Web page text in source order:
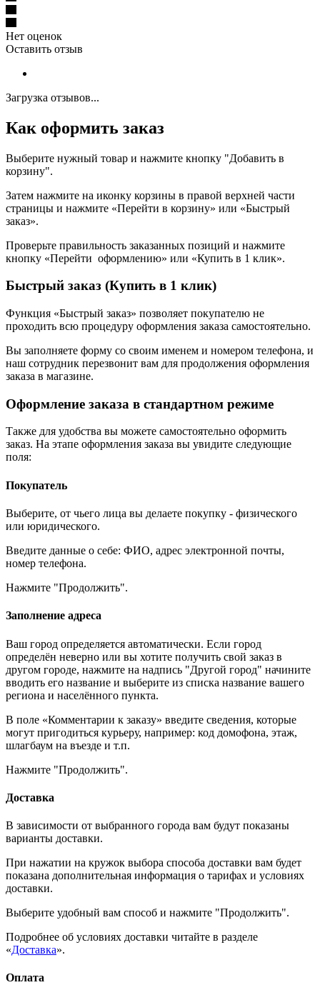
Нет оценок
Оставить отзыв
Загрузка отзывов...
Как оформить заказ
Выберите нужный товар и нажмите кнопку "Добавить в
корзину".
Затем нажмите на иконку корзины в правой верхней части
страницы и нажмите «Перейти в корзину» или «Быстрый
заказ».
Проверьте правильность заказанных позиций и нажмите
кнопку «Перейти оформлению» или «Купить в 1 клик».
Быстрый заказ (Купить в 1 клик)
Функция «Быстрый заказ» позволяет покупателю не
проходить всю процедуру оформления заказа самостоятельно.
Вы заполняете форму со своим именем и номером телефона, и
наш сотрудник перезвонит вам для продолжения оформления
заказа в магазине.
Оформление заказа в стандартном режиме
Также для удобства вы можете самостоятельно оформить
заказ. На этапе оформления заказа вы увидите следующие
поля:
Покупатель
Выберите, от чьего лица вы делаете покупку - физического
или юридического.
Введите данные о себе: ФИО, адрес электронной почты,
номер телефона.
Нажмите "Продолжить".
Заполнение адреса
Ваш город определяется автоматически. Если город
определён неверно или вы хотите получить свой заказ в
другом городе, нажмите на надпись "Другой город" начините
вводить его название и выберите из списка название вашего
региона и населённого пункта.
В поле «Комментарии к заказу» введите сведения, которые
могут пригодиться курьеру, например: код домофона, этаж,
шлагбаум на въезде и т.п.
Нажмите "Продолжить".
Доставка
В зависимости от выбранного города вам будут показаны
варианты доставки.
При нажатии на кружок выбора способа доставки вам будет
показана дополнительная информация о тарифах и условиях
доставки.
Выберите удобный вам способ и нажмите "Продолжить".
Подробнее об условиях доставки читайте в разделе
«Доставка».
Оплата